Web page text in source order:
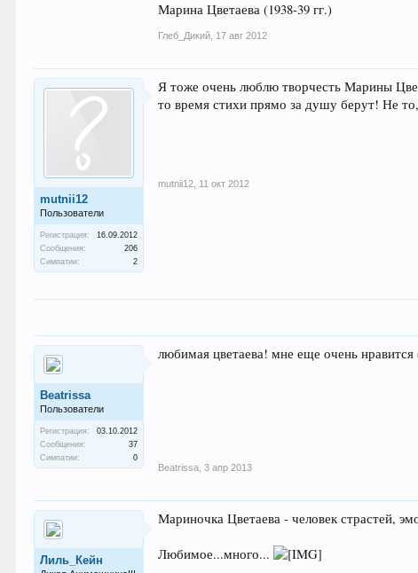
Марина Цветаева (1938-39 гг.)
Глеб_Дикий 17 авг 2012
mutnii12
Пользователи
Регистрация:
16.09.2012
Сообщения:
206
Симпатии:
2
Я тоже очень люблю творчесть Марины
то время стихи прямо за душу берут! Не
mutnii12 11 окт 2012
Beatrissa
Пользователи
Регистрация:
03.10.2012
Сообщения:
37
Симпатии:
0
любимая цветаева! мне еще очень
Beatrissa 3 апр 2013
Лиль_Кейн
Мариночка Цветаева - человек страстей,
Любимое...много...